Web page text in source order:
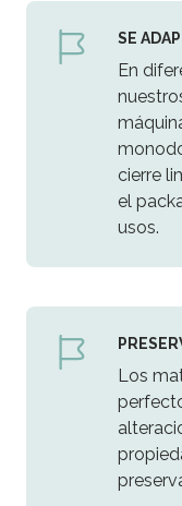
SE
En
cierre
el
usos.
Los